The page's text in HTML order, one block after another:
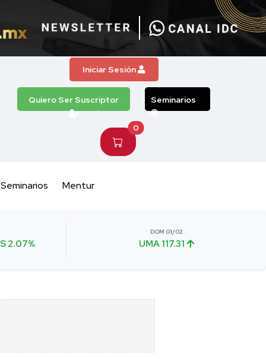
Iniciar Sesión
Quiero Ser Suscriptor Seminarios
0
Seminarios Mentur
2.07%
DOM 01/02
UMA 117.31